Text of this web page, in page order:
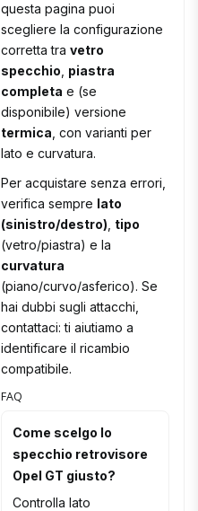
questa pagina puoi
scegliere la configurazione
corretta travetro
specchio piastra
completa e (se
disponibile) versione
termica , con varianti per
lato e curvatura.
Per acquistare senza errori,
verifica sempre lato
(sinistro/destro) tipo
(vetro/piastra) e la
curvatura
(piano/curvo/asferico). Se
hai dubbi sugli attacchi,
contattaci: ti aiutiamo a
identificare il ricambio
compatibile.
FAQ
Come scelgo lo
specchio retrovisore
Opel GT giusto?
Controlla lato